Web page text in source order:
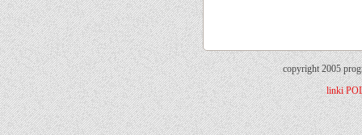
copyright 2005
linki